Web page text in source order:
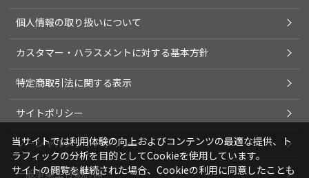
個人情報の取り扱いについて
カスタマー・ハラスメントに対する基本方針
特定商取引法に関する表示
サイトポリシー
ソーシャルメディアポリシー
一般事業主行動計画
当サイトでは利用体験の向上およびコンテンツの最適な提供、ト
ラフィックの分析を目的としてCookieを使用しています。
サイトの閲覧を継続された場合、Cookieの利用に同意したことも